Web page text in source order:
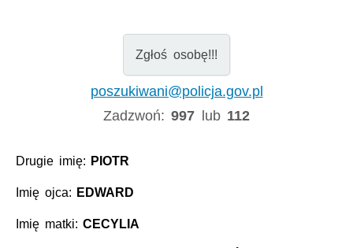
Zgłoś osobę!!!
poszukiwani@policja.gov.pl
Zadzwoń:997 lub 112
Drugie imię: PIOTR
Imię ojca: EDWARD
Imię matki:CECYLIA